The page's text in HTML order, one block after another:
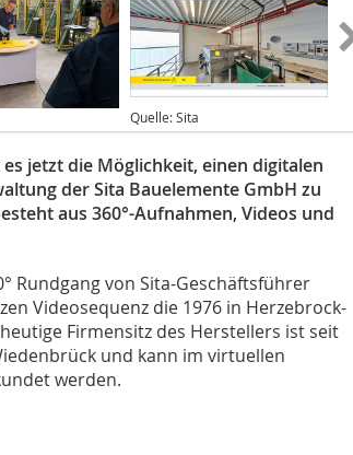
Quelle: Sita
jetzt die Möglichkeit, einen digitalen
der Sita Bauelemente GmbH zu
aus 360°-Aufnahmen, Videos und
Rundgang von Sita-Geschäftsführer
Videosequenz die 1976 in Herzebrock-
Firmensitz des Herstellers ist seit
und kann im virtuellen
werden.